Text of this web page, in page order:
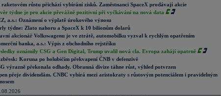
raketovém růstu přichází vybírání zisků. Zaměstnanci SpaceX prodávají akcie
týdne je pro akcie převážně pozitivní při vyčkávání na nová data
a.s.: Oznámení o výplatě úrokového výnosu
týdne: Zlato nahoru a SpaceX k 10 bilionům dolarů
akcionář Volkswagenu je ve ztrátě, automobilku vyzval k rychlým opatřením
banka, a.s.: Výpis z obchodního rejstříku
oznámily CSG a Gen Digital, Trump uvalil nová cla. Evropa zahájí opatrně
Koruna po holubičím překvapení ČNB v defenzivě
výrazně překonala odhady. Obranná divize táhne růst, výhled potvrzen
přeje dividendám. CNBC vybírá mezi aristokraty s růstovým potenciálem i pravidelným